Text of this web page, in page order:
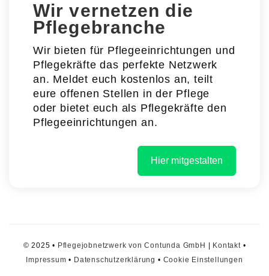
Wir vernetzen die
Pflegebranche
Wir bieten für Pflegeeinrichtungen und
Pflegekräfte das perfekte Netzwerk
an. Meldet euch kostenlos an, teilt
eure offenen Stellen in der Pflege
oder bietet euch als Pflegekräfte den
Pflegeeinrichtungen an.
Hier mitgestalten
© 2025 • Pflegejobnetzwerk von Contunda GmbH Kontakt•
Impressum • Datenschutzerklärung • Cookie Einstellungen